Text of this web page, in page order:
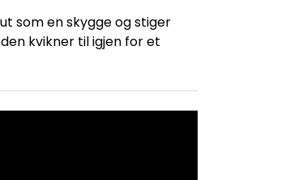
som en skygge og stiger
kvikner til igjen for et